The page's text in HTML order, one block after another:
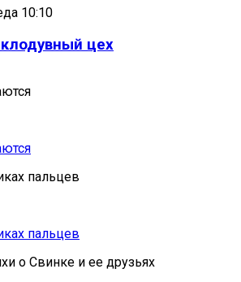
10:10
цех
пальцев
пальцев
о Свинке и ее друзьях